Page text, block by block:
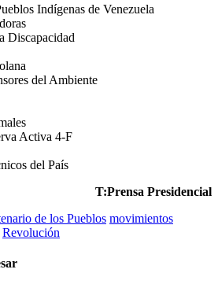
Indígenas de Venezuela
Discapacidad
del Ambiente
Activa 4-F
del País
T:Prensa Presidencial
de los Pueblos movimientos
Revolución